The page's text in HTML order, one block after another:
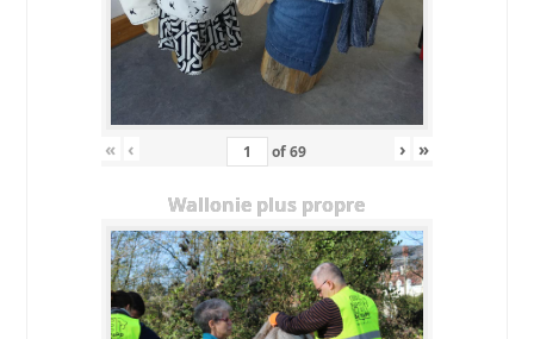
« ‹ of69 › »
Wallonie plus propre